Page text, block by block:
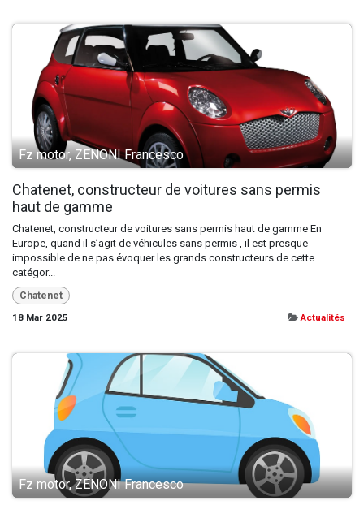
Fz motor, ZENONI Francesco
Chatenet, constructeur de voitures sans permis
haut de gamme
Chatenet, constructeur de voitures sans permis haut de gamme En
Europe, quand il s’agit de véhicules sans permis , il est presque
impossible de ne pas évoquer les grands constructeurs de cette
catégor...
Chatenet
18 Mar 2025
Actualités
Fz motor, ZENONI Francesco